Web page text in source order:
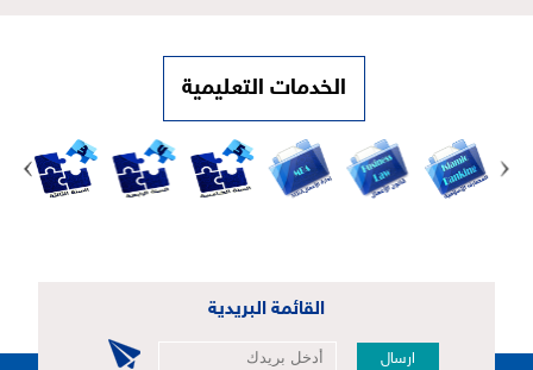
الخدمات التعليمية
القائمة البريدية
ارسال